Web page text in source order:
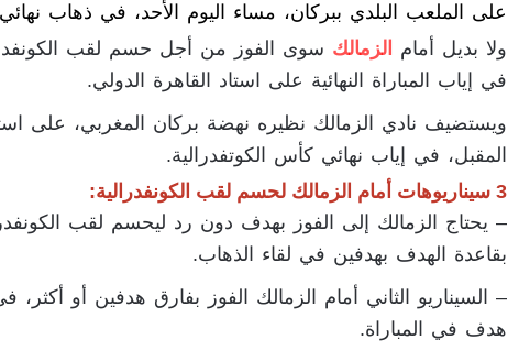
على الملعب البلدي ببركان، مساء اليوم الأحد، في ذهاب نهائي
ولا بديل أمام
الزمالك سوى الفوز من أجل حسم لقب
في إياب المباراة النهائية على استاد القاهرة الدولي.
ويستضيف نادي الزمالك نظيره نهضة بركان المغربي، على
المقبل، في إياب نهائي كأس الكوتفدرالية.
3 سيناريوهات أمام الزمالك لحسم لقب الكونفدرالية:
– يحتاج الزمالك إلى الفوز بهدف دون رد ليحسم لقب
بقاعدة الهدف بهدفين في لقاء الذهاب.
– السيناريو الثاني أمام الزمالك الفوز بفارق هدفين أو
هدف في المباراة.